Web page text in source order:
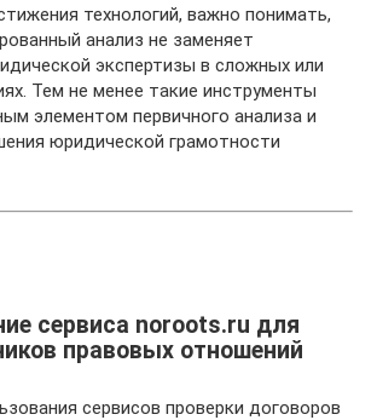
технологий, важно понимать,
анализ не заменяет
экспертизы в сложных или
Тем не менее такие инструменты
элементом первичного анализа и
юридической грамотности
сервиса noroots.ru для
правовых отношений
сервисов проверки договоров